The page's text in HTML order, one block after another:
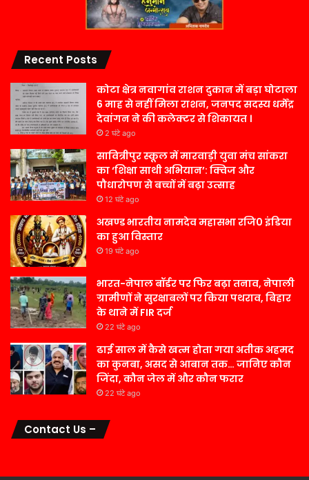
Recent Posts
कोटा क्षेत्र नवागांव राशन दुकान में बड़ा घोटाला
6 माह से नहीं मिला राशन, जनपद सदस्य धर्मेंद्र
देवांगन ने की कलेक्टर से शिकायत ।
2 घंटे ago
सावित्रीपुर स्कूल में मारवाड़ी युवा मंच सांकरा
का ‘शिक्षा साथी अभियान’: क्विज और
पौधारोपण से बच्चों में बढ़ा उत्साह
12 घंटे ago
अखण्ड भारतीय नामदेव महासभा रजि0 इंडिया
का हुआ विस्तार
19 घंटे ago
भारत-नेपाल बॉर्डर पर फिर बढ़ा तनाव, नेपाली
ग्रामीणों ने सुरक्षाबलों पर किया पथराव, बिहार
के थाने में FIR दर्ज
22 घंटे ago
ढाई साल में कैसे खत्म होता गया अतीक अहमद
का कुनबा, असद से आबान तक… जानिए कौन
जिंदा, कौन जेल में और कौन फरार
22 घंटे ago
Contact Us –